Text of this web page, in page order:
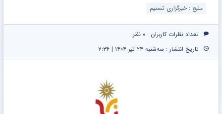
منبع : خبرگزاری تسنیم
تعداد نظرات کاربران : ۰ نظر
تاریخ انتشار : سه‌شنبه ۲۴ تیر ۱۴۰۴ | ۷:۳۶